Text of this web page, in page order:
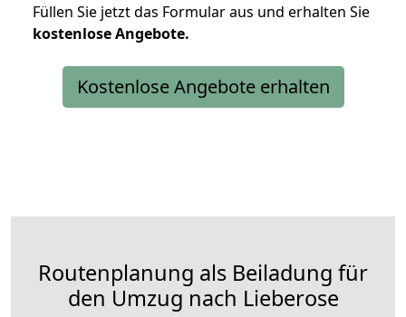
Füllen Sie jetzt das Formular aus und erhalten Sie
kostenloseAngebote.
Kostenlose Angebote erhalten
Routenplanung als Beiladung für
den Umzug nach Lieberose